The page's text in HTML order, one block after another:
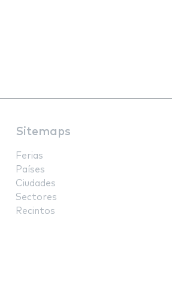
Sitemaps
Ferias
Países
Ciudades
Sectores
Recintos